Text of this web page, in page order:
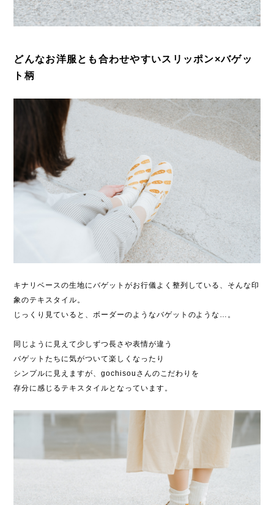
どんなお洋服とも合わせやすいスリッポン×バゲッ
ト柄
キナリベースの生地にバゲットがお行儀よく整列している、そんな印
象のテキスタイル。
じっくり見ていると、ボーダーのようなバゲットのような…。
同じように見えて少しずつ長さや表情が違う
バゲットたちに気がついて楽しくなったり
シンプルに見えますが、gochisouさんのこだわりを
存分に感じるテキスタイルとなっています。